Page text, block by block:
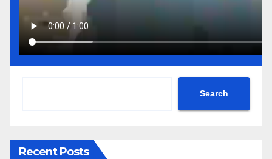
Search
Recent Posts